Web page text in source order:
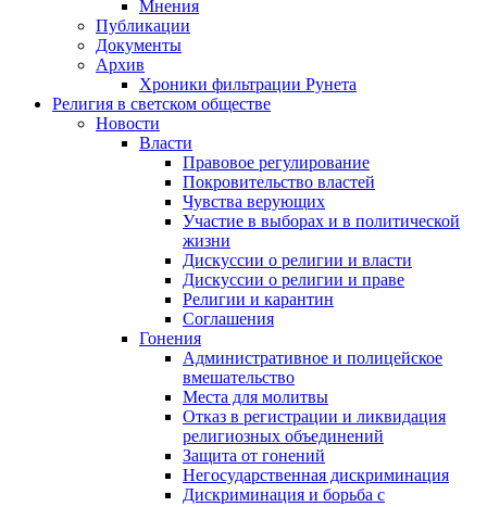
Мнения
Публикации
Документы
Архив
Хроники фильтрации Рунета
Религия в светском обществе
Новости
Власти
Правовое регулирование
Покровительство властей
Чувства верующих
Участие в выборах и в политической
жизни
Дискуссии о религии и власти
Дискуссии о религии и праве
Религии и карантин
Соглашения
Гонения
Административное и полицейское
вмешательство
Места для молитвы
Отказ в регистрации и ликвидация
религиозных объединений
Защита от гонений
Негосударственная дискриминация
Дискриминация и борьба с